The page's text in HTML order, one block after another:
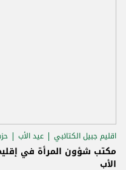
اقليم جبيل الكتائبي عيد الأب
مكتب شؤون المرأة في
الأب